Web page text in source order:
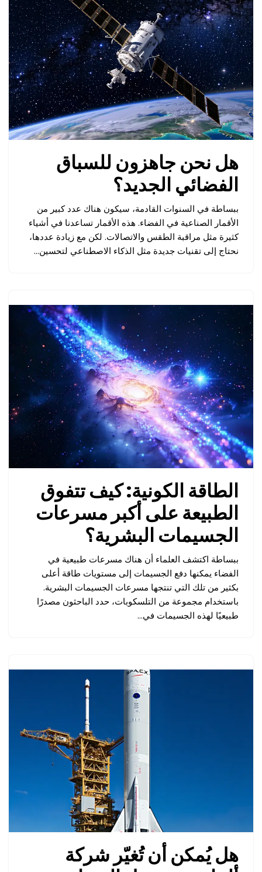
هل نحن جاهزون للسباق
الفضائي الجديد؟
ببساطة في السنوات القادمة، سيكون هناك عدد كبير من
الأقمار الصناعية في الفضاء. هذه الأقمار تساعدنا في أشياء
كثيرة مثل مراقبة الطقس والاتصالات. لكن مع زيادة عددها،
نحتاج إلى تقنيات جديدة مثل الذكاء الاصطناعي لتحسين…
الطاقة الكونية: كيف تتفوق
الطبيعة على أكبر مسرعات
الجسيمات البشرية؟
ببساطة اكتشف العلماء أن هناك مسرعات طبيعية في
الفضاء يمكنها دفع الجسيمات إلى مستويات طاقة أعلى
بكثير من تلك التي تنتجها مسرعات الجسيمات البشرية.
باستخدام مجموعة من التلسكوبات، حدد الباحثون مصدرًا
طبيعيًا لهذه الجسيمات في…
هل يُمكن أن تُغيّر شركة